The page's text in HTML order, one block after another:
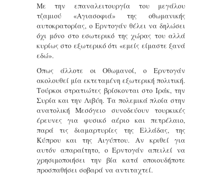
Με την επαναλειτουργία του μεγάλου
τζαμιού «Αγιασοφιά» της οθωμανικής
αυτοκρατορίας, ο Ερντογάν θέλει να δηλώσει
όχι μόνο στο εσωτερικό της χώρας του αλλά
κυρίως στο εξωτερικό ότι «εμείς είμαστε ξανά
εδώ».
Όπως άλλοτε οι Οθωμανοί, ο Ερντογάν
ακολουθεί μία εκτεταμένη εξωτερική πολιτική.
Τούρκοι στρατιώτες βρίσκονται στο Ιράκ, την
Συρία και την Λιβύη. Τα πολεμικά πλοία στην
ανατολική Μεσόγειο συνοδεύουν τουρκικές
έρευνες για φυσικό αέριο και πετρέλαιο,
παρά τις διαμαρτυρίες της Ελλάδας, της
Κύπρου και της Αιγύπτου. Αν κριθεί για
αυτόν απαραίτητο, ο Ερντογάν απειλεί να
χρησιμοποιήσει την βία κατά οποιουδήποτε
προσπαθήσει σοβαρά να αντιταχτεί.